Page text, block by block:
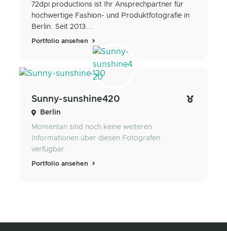
72dpi productions ist Ihr Ansprechpartner für
hochwertige Fashion- und Produktfotografie in
Berlin. Seit 2013...
Portfolio ansehen
Sunny-sunshine420
Berlin
Momentan sind noch keine weiteren
Informationen über diesen Fotografen
verfügbar.
Portfolio ansehen